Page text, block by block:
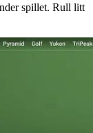
spillet. Rull litt